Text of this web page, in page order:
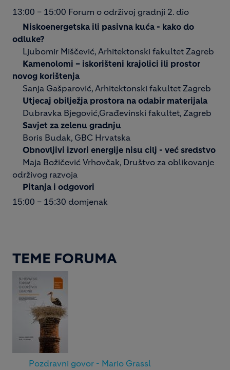
13:00 – 15:00 Forum o održivoj gradnji 2. dio
Niskoenergetska ili pasivna kuća - kako do
odluke?
Ljubomir Miščević, Arhitektonski fakultet Zagreb
Kamenolomi – iskorišteni krajolici ili prostor
novog korištenja
Sanja Gašparović, Arhitektonski fakultet Zagreb
Utjecaj obilježja prostora na odabir materijala
Dubravka Bjegović,Građevinski fakultet, Zagreb
Savjet za zelenu gradnju
Boris Budak, GBC Hrvatska
Obnovljivi izvori energije nisu cilj - već sredstvo
Maja Božičević Vrhovčak, Društvo za oblikovanje
održivog razvoja
Pitanja i odgovori
15:00 – 15:30 domjenak
TEME FORUMA
Pozdravni govor - Mario Grassl